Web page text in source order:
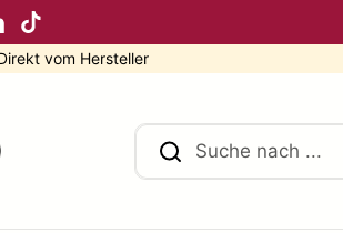
TikTok
★ 5 %